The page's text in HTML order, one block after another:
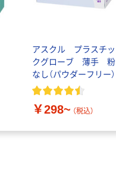
アスクル プラスチッ
クグローブ 薄手 粉
なし（パウダーフリー）
￥298~ （税込）